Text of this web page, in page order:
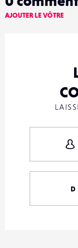
AJOUTER LE VÔTRE